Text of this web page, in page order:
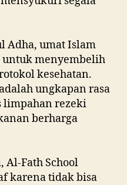
Adha, umat Islam
menyembelih
kesehatan.
ungkapan rasa
limpahan rezeki
berharga
Al-Fath School
karena tidak bisa